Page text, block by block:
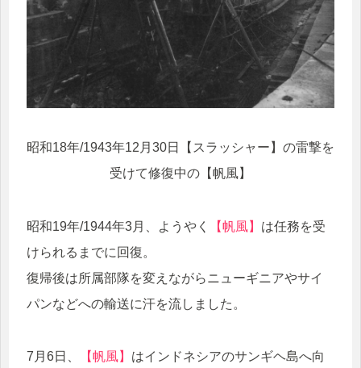
昭和18年/1943年12月30日【スラッシャー】の雷撃を
受けて修復中の【帆風】
昭和19年/1944年3月、ようやく 【帆風】 は任務を受
けられるまでに回復。
復帰後は所属部隊を変えながらニューギニアやサイ
パンなどへの輸送に汗を流しました。
7月6日、 【帆風】 はインドネシアのサンギヘ島へ向